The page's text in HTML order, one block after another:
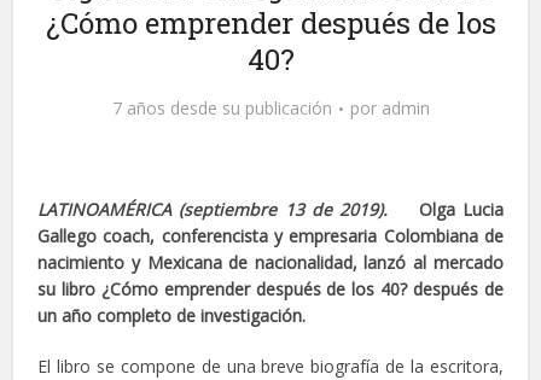
¿Cómo emprender después de los
40?
7 años desde su publicación por admin
LATINOAMÉRICA (septiembre 13 de 2019). Olga Lucia
Gallego coach, conferencista y empresaria Colombiana de
nacimiento y Mexicana de nacionalidad, lanzó al mercado
su libro ¿Cómo emprender después de los 40? después de
un año completo de investigación.
El libro se compone de una breve biografía de la escritora,